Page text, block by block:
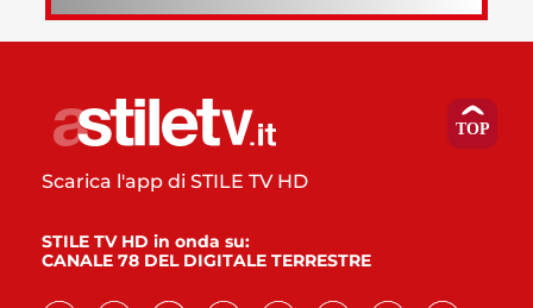
Scarica l'app di STILE TV HD
STILE TV HD in onda su:
CANALE 78 DEL DIGITALE TERRESTRE